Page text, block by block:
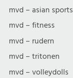
mvd – asian sports
mvd – fitness
mvd – rudern
mvd – tritonen
mvd – volleydolls